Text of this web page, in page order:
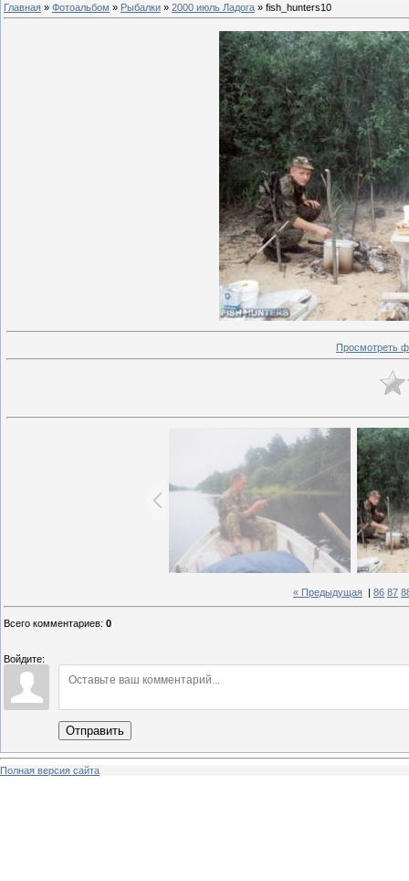
Главная » Фотоальбом » Рыбалки » 2000 июль Ладога » fish_hunters10
Просмотреть
« Предыдущая 86 87
Всего комментариев: 0
Войдите:
Отправить
Полная версия сайта